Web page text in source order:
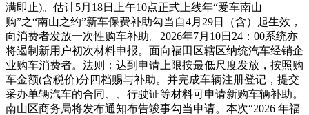
满即止)。估计5月18日上午10点正式上线年“爱车南山
购”之“南山之约”新车保费补助勾当自4月29日（含）起生效，
向消费者发放一次性购车补助。2026年7月10日24：00系统亦
将遏制新用户初次材料申报。面向福田区辖区纳统汽车经销企
业购车消费者。法则：达到申请上限按最低尺度发放，按照购
车金额(含税价)分四档赐与补助。并完成车辆注册登记，提交
采办单辆汽车的合同、、行驶证等材料可申请新购车辆补助。
南山区商务局将发布通知布告竣事勾当申请。本次“2026 年福